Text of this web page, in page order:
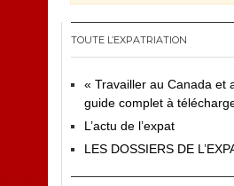
TOUTE L’EXPATRIATION
« Travailler au Canada et
guide complet à
L’actu de l’expat
LES DOSSIERS DE